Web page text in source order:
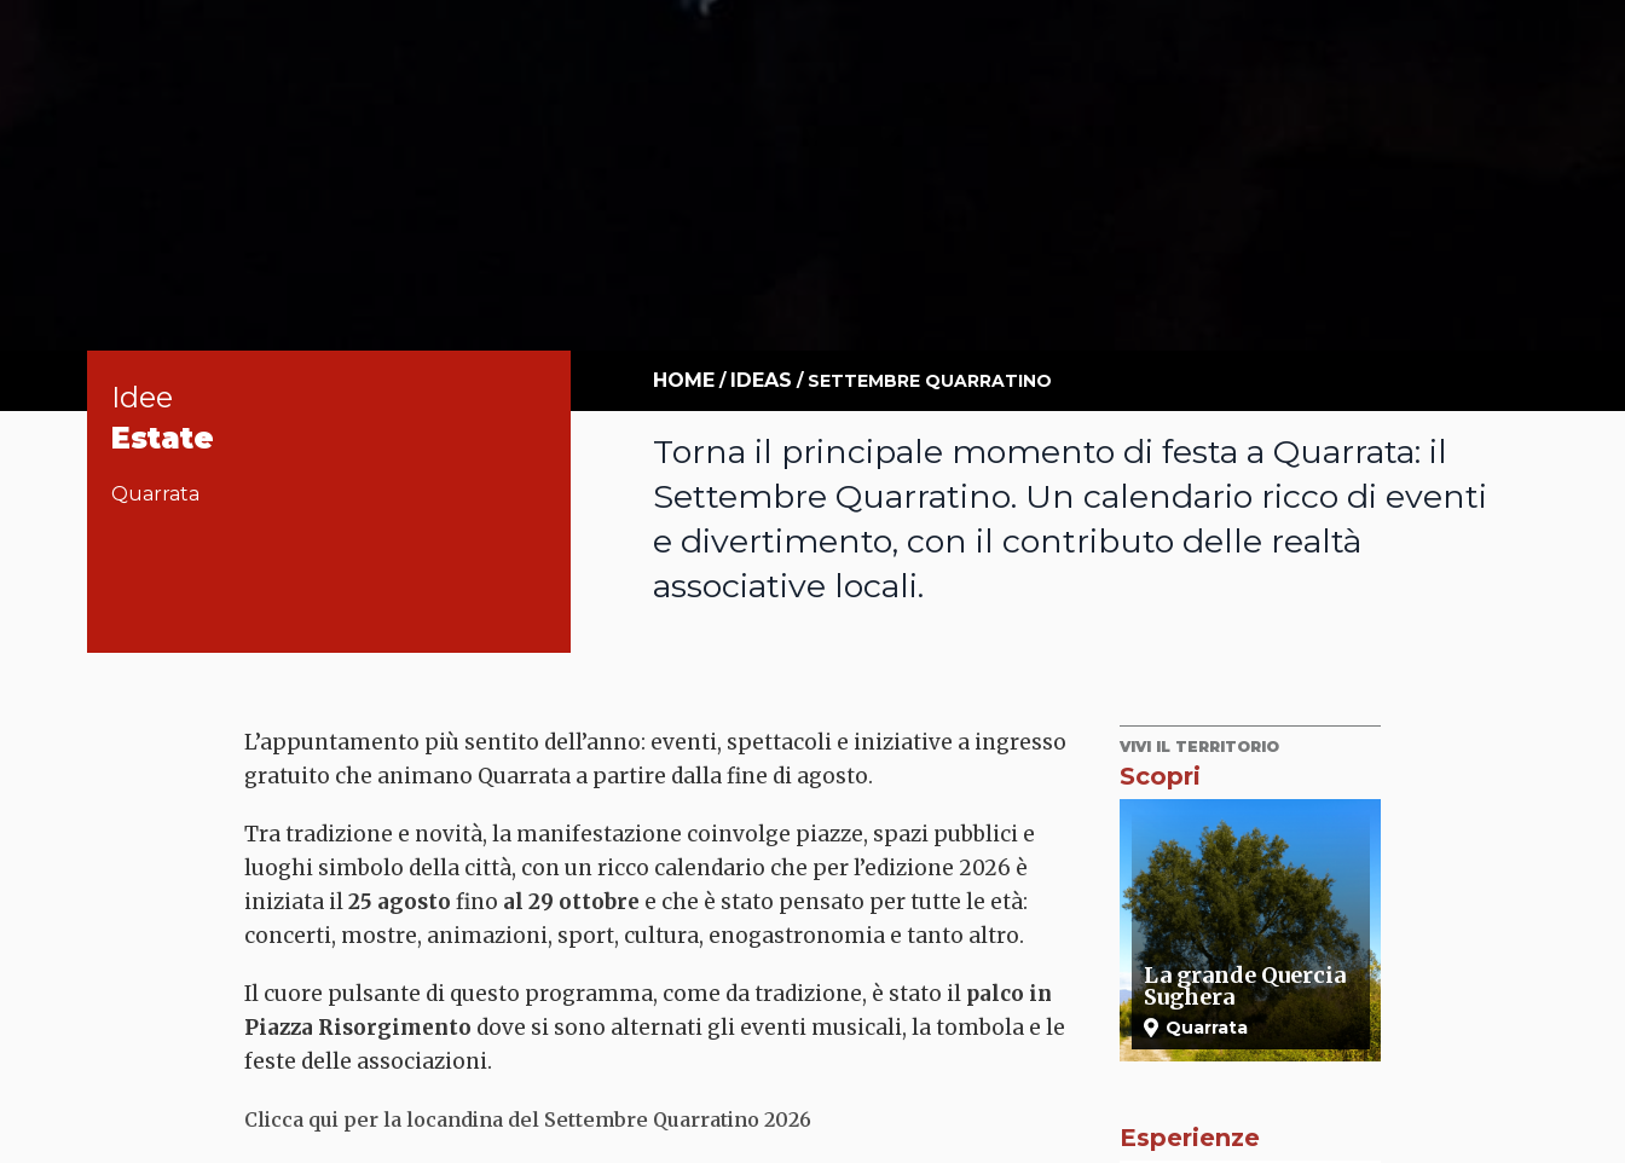
HOME / IDEAS / SETTEMBRE QUARRATINO
Idee
Estate
Quarrata
Torna il principale momento di festa a Quarrata: il
Settembre Quarratino. Un calendario ricco di eventi
e divertimento, con il contributo delle realtà
associative locali.
L’appuntamento più sentito dell’anno: eventi, spettacoli e iniziative a ingresso
gratuito che animano Quarrata a partire dalla fine di agosto.
Tra tradizione e novità, la manifestazione coinvolge piazze, spazi pubblici e
luoghi simbolo della città, con un ricco calendario che per l’edizione 2026 è
iniziata il25 agosto fino al 29 ottobre e che è stato pensato per tutte le età:
concerti, mostre, animazioni, sport, cultura, enogastronomia e tanto altro.
Il cuore pulsante di questo programma, come da tradizione, è stato il palco in
Piazza Risorgimento dove si sono alternati gli eventi musicali, la tombola e le
feste delle associazioni.
Clicca qui per la locandina del Settembre Quarratino 2026
VIVI IL TERRITORIO
Scopri
Area naturale
Querciola
Quarrata
Casa di Zela
Quarrata
Sughera
Quarrata
Chiesa di Santo
Stefano di
Campiglio
Quarrata
Esperienze